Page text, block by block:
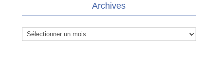
Archives
Archives